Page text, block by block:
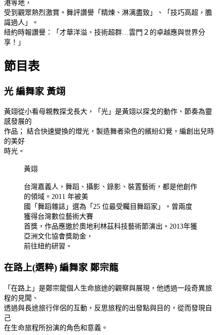
港等地，
受到觀眾熱烈激賞。舞評讚譽「精煉、淋漓盡致」、「技巧高超，膽
識過人」。
紐約時報讚譽：「才華洋溢，技術超群…雲門２的卓越應與世界分
享！」
節目表
光 編舞家 黃翊
黃翊從小看母親教探戈長大，「光」是黃翊以探戈的動作、節奏為靈
感發展的
作品； 結合快速變換的燈光，製造舞者染色的繽紛幻覺，編創出兒時
的美好
時光。
黃翊
台灣嘉義人，舞蹈、攝影、錄影、裝置藝術，都是他創作
的領域。2011 年被美
國「舞蹈雜誌」選為「25 位最受矚目舞蹈家」。曾兩度
獲得台灣數位藝術大賽
首獎，作品應邀於奧地利林茲科技藝術節演出。2013年獲
亞洲文化協會獎助金，
前往紐約研習。
在路上(選粹) 編舞家 鄭宗龍
「在路上」是鄭宗龍個人生命旅途的觀察與展現，他透過一段奇異旅
程的見聞、
透過與長途旅行伴侶的互動，反思旅程的出發點與目的，從而發現自
己
在生命旅程所扮演的角色和意義。